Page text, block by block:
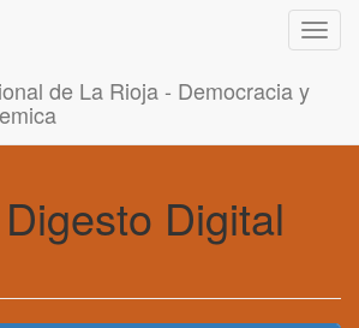
de La Rioja - Democracia y
Digital